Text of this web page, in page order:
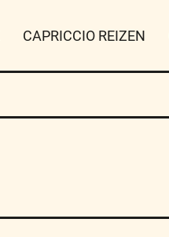
CAPRICCIO REIZEN